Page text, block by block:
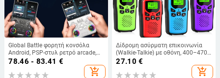
Global Battle φορητή κονσόλα
Android, PSP-στυλ ρετρό arcade,
J36 Ultra Cross
78.46 - 83.41 €
add_shopping_cart
Δίδρομη ασύρματη επικοινωνία
(Walkie-Talkie) με οθόνη, 400–470
MHz, 0,5 W, εμβέλεια 3–5 χλμ,
27.10 €
add_shopping_cart